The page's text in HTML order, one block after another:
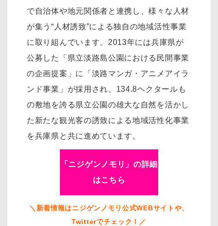
で自治体や地元関係者と連携し、様々な人材
が集う“人材誘致”による独自の地域活性事業
に取り組んでいます。2013年には兵庫県が
公募した「県立淡路島公園における民間事業
の企画提案」に「淡路マンガ・アニメアイラ
ンド事業」が採用され、134.8ヘクタールも
の敷地を誇る県立公園の雄大な自然を活かし
た新たな観光客の誘致による地域活性化事業
を兵庫県と共に進めています。
「ニジゲンノモリ」の詳細
はこちら
＼新着情報はニジゲンノモリ公式WEBサイトや、
Twitterでチェック！／